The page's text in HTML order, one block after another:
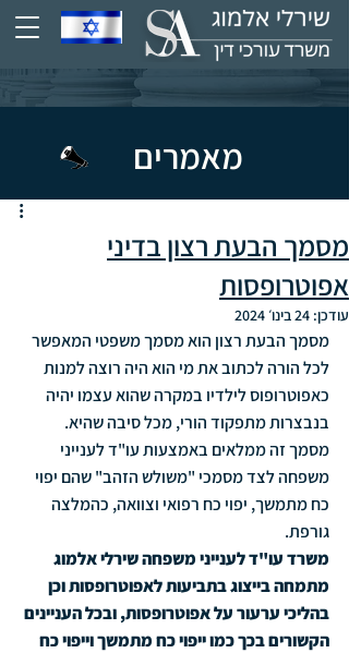
מאמרים
מסמך הבעת רצון בדיני
אפוטרופסות
עודכן: 24 בינו׳ 2024
מסמך הבעת רצון הוא מסמך משפטי המאפשר
לכל הורה לכתוב את מי הוא היה רוצה למנות
כאפוטרופוס לילדיו במקרה שהוא עצמו יהיה
בנבצרות מתפקוד הורי, מכל סיבה שהיא.
מסמך זה ממלאים באמצעות עו"ד לענייני
משפחה לצד מסמכי "משולש הזהב" שהם יפוי
כח מתמשך, יפוי כח רפואי וצוואה, כהמלצה
גורפת.
משרד עו"ד לענייני משפחה שירלי אלמוג
מתמחה בייצוג בתביעות לאפוטרופסות וכן
בהליכי ערעור על אפוטרופסות, ובכל העניינים
הקשורים בכך כמו ייפוי כח מתמשך וייפוי כח